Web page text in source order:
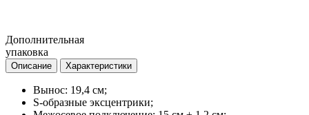
Дополнительная
упаковка
Описание Характеристики
Вынос: 19,4 см;
S-образные эксцентрики;